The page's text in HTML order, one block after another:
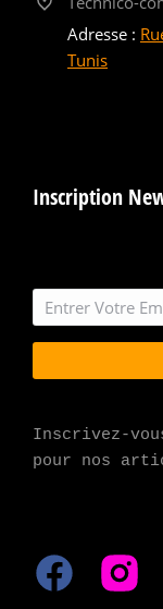
Adresse :
Tunis
Inscription
Inscrivez-
pour nos